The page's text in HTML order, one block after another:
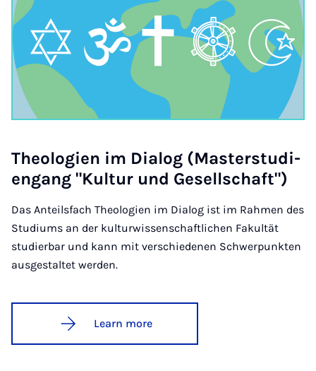
Theo­lo­gien im Dia­log (Mas­ter­stud­i­
engang "Kul­tur und Gesell­schaft")
Das Anteilsfach Theologien im Dialog ist im Rahmen des
Studiums an der kulturwissenschaftlichen Fakultät
studierbar und kann mit verschiedenen Schwerpunkten
ausgestaltet werden.
Learn more